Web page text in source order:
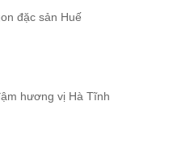
đặc sản Huế
hương vị Hà Tĩnh